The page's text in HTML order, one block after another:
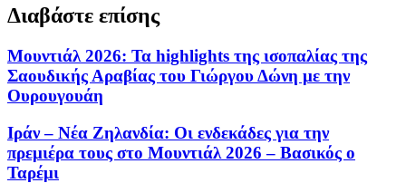
Διαβάστε επίσης
Μουντιάλ 2026: Τα highlights της ισοπαλίας της
Σαουδικής Αραβίας του Γιώργου Δώνη με την
Ουρουγουάη
Ιράν – Νέα Ζηλανδία: Οι ενδεκάδες για την
πρεμιέρα τους στο Μουντιάλ 2026 – Βασικός ο
Ταρέμι